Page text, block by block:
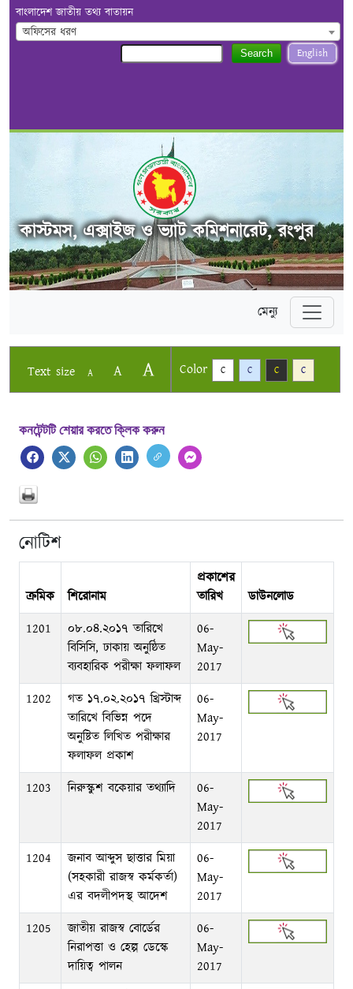
বাংলাদেশ জাতীয় তথ্য বাতায়ন
অফিসের ধরণ
English
Search
কাস্টমস, এক্সাইজ ও ভ্যাট কমিশনারেট, রংপুর
মেন্যু
Text size A A A Color C C C C
কনটেন্টটি শেয়ার করতে ক্লিক করুন
নোটিশ
ক্রমিক শিরোনাম
প্রকাশের
তারিখ
ডাউনলোড
1201
০৮.০৪.২০১৭ তারিখে
বিসিসি, ঢাকায় অনুষ্ঠিত
ব্যবহারিক পরীক্ষা ফলাফল
06-
May-
2017
1202
গত ১৭.০২.২০১৭ খ্রিস্টাব্দ
তারিখে বিভিন্ন পদে
অনুষ্টিত লিখিত পরীক্ষার
ফলাফল প্রকাশ
06-
May-
2017
1203 নিরুস্কুশ বকেয়ার তথ্যাদি
06-
May-
2017
1204
জনাব আব্দুস ছাত্তার মিয়া
(সহকারী রাজস্ব কর্মকর্তা)
এর বদলীপদস্থ আদেশ
06-
May-
2017
1205
জাতীয় রাজস্ব বোর্ডের
নিরাপত্তা ও হেল্প ডেস্কে
দায়িত্ব পালন
06-
May-
2017